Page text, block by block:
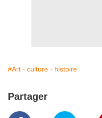
#Art - culture - histoire
Partager